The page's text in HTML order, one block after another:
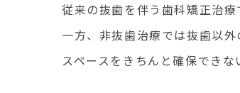
従来の抜歯を伴う歯科矯正治
一方、非抜歯治療では抜歯以
スペースをきちんと確保でき